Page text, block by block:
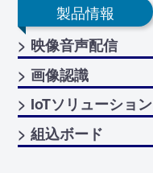
製品情報
> 映像音声配信
> 画像認識
> IoTソリューション
> 組込ボード